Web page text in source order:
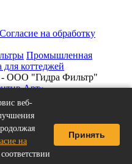
Согласие на обработку
Промышленная
для коттеджей
- ООО "Гидра Фильтр"
Арт»
веб-
на
Принять